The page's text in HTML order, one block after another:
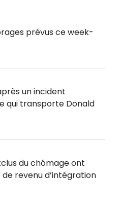
prévus ce week-
un incident
qui transporte Donald
du chômage ont
revenu d’intégration